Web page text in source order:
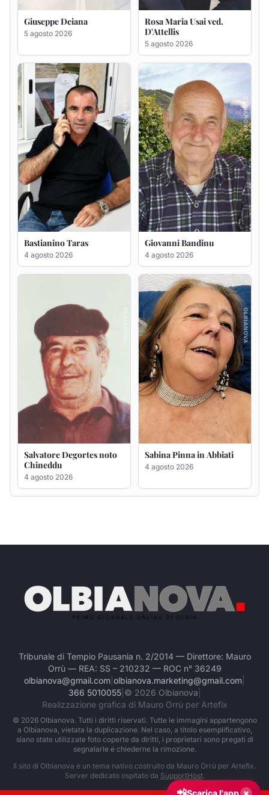
Bastianino Taras
4 agosto 2026
Giovanni Bandinu
4 agosto 2026
Salvatore Degortes noto
Sabina Pinna in Abbiati
4 agosto 2026
Tribunale di Tempio Pausania n. 2/2014 — Direttore: Mauro
Orrù — REA: SS – 210232 — ROC n° 36249
olbianova@gmail.com olbianova.marketing@gmail.com
366 5010055| © 2026 Olbianova
Realizzazione grafica di Mauro Orrù per Artefix
© 2026Olbianova. Tutti i diritti riservati. Tutte le immagini appartengono
a Olbianova, vietata la duplicazione. Nel caso, a titolo esemplificativo,
siano state utilizzate foto coperte da diritti, i proprietari sono pregati di
segnalarle e chiederne la rimozione.
Il sito di Olbianova è un tema nativo costruito da Mauro Orrù per Artefix.
Server dedicato ospitato da SupportHost.
📲Scarica l'app ×